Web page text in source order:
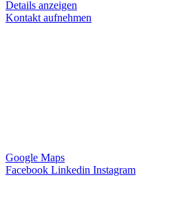
Details anzeigen
Kontakt aufnehmen
Google Maps
Facebook Linkedin Instagram